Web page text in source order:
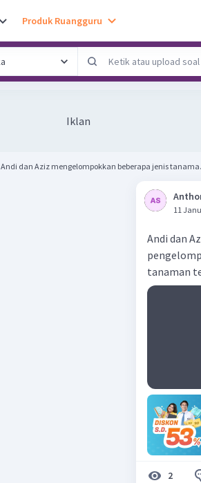
Produk Ruangguru
Iklan
Andi dan Aziz mengelompokkan beberapa jenis
11
Andi dan
tanaman
2